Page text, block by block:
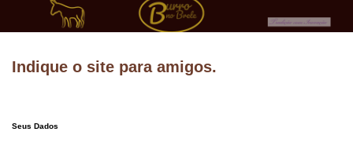
Indique o site para amigos.
Seus Dados